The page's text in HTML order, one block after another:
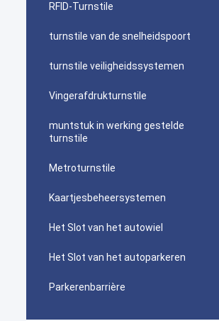
RFID-Turnstile
turnstile van de snelheidspoort
turnstile veiligheidssystemen
Vingerafdrukturnstile
muntstuk in werking gestelde
turnstile
Metroturnstile
Kaartjesbeheersystemen
Het Slot van het autowiel
Het Slot van het autoparkeren
Parkerenbarrière